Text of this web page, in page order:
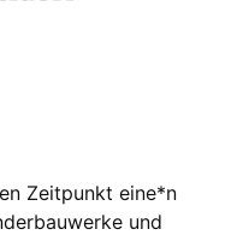
Zeitpunkt eine*n
und